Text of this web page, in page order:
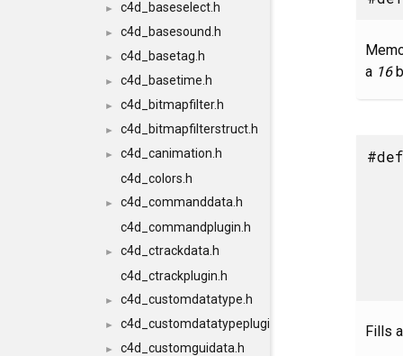
► c4d_baseselect.h
► c4d_basesound.h
► c4d_basetag.h
► c4d_basetime.h
► c4d_bitmapfilter.h
► c4d_bitmapfilterstruct.h
►
c4d_canimation.h
c4d_colors.h
►
c4d_commanddata.h
c4d_commandplugin.h
►
c4d_ctrackdata.h
c4d_ctrackplugin.h
► c4d_customdatatype.h
► c4d_customdatatypeplugin.h
► c4d_customguidata.h
a 16
Fills